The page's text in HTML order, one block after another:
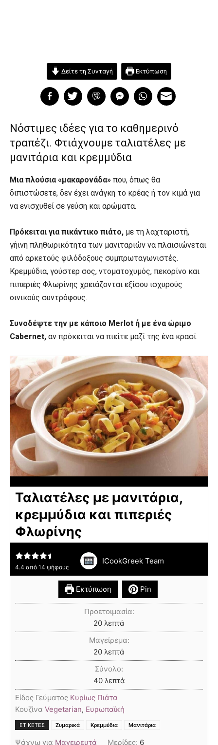
Δείτε τη Συνταγή Εκτύπωση
Νόστιμες ιδέες για το καθημερινό
τραπέζι. Φτιάχνουμε ταλιατέλες με
μανιτάρια και κρεμμύδια
Μια πλούσια «μακαρονάδα» που, όπως θα
διπιστώσετε, δεν έχει ανάγκη το κρέας ή τον κιμά για
να ενισχυθεί σε γεύση και αρώματα.
Πρόκειται για πικάντικο πιάτο, με τη λαχταριστή,
γήινη πληθωρικότητα των μανιταριών να πλαισιώνεται
από αρκετούς φιλόδοξους συμπρωταγωνιστές.
Κρεμμύδια, γούστερ σος, ντοματοχυμός, πεκορίνο και
πιπεριές Φλωρίνης χρειάζονται εξίσου ισχυρούς
οινικούς συντρόφους.
Συνοδέψτε την με κάποιο Merlot ή με ένα ώριμο
Cabernet, αν πρόκειται να πιείτε μαζί της ένα κρασί.
Ταλιατέλες με μανιτάρια,
κρεμμύδια και πιπεριές
Φλωρίνης
4.4 από 14 ψήφους
ICookGreek Team
Εκτύπωση Pin
Προετοιμασία:
20 λεπτά
Μαγείρεμα:
20 λεπτά
Σύνολο:
40 λεπτά
Είδος Γεύματος Κυρίως Πιάτα
Κουζίνα Vegetarian, Ευρωπαϊκή
ΕΤΙΚΈΤΕΣ Ζυμαρικά Κρεμμύδια Μανιτάρια
Ψάχνω για Μαγειρευτά Μερίδες: 6